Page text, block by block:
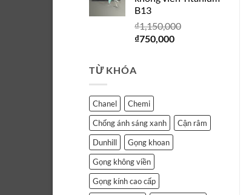
B13
₫1,150,000
Giá
₫1,150,000.
₫750,000Giá
TỪ KHÓA
Chanel
Chemi
Chống ánh sáng xanh
Cận râm
Dunhill
Gọng khoan
Gọng không viền
Gọng kính cao cấp